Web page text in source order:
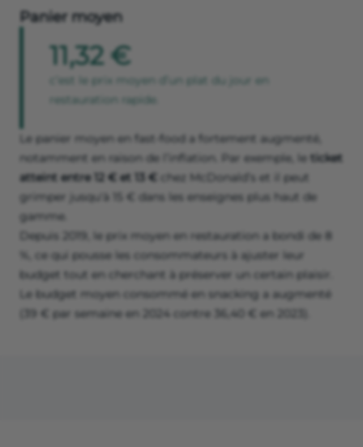
Panier moyen
11,32 €
c’est le prix moyen d’un plat du jour en
restauration rapide.
Le panier moyen en fast-food a fortement augmenté,
notamment en raison de l’inflation. Par exemple, le ticket
atteint entre 12 € et 13 €
chez McDonald’s et il peut
grimper jusqu'à 15 € dans les enseignes plus haut de
gamme.
Depuis 2019, le prix moyen en restauration a bondi de 8
%, ce qui pousse les consommateurs à ajuster leur
budget tout en cherchant à préserver un certain plaisir.
Le budget moyen consommé en snacking a augmenté
(39 € par semaine en 2024 contre 36,40 € en 2023).